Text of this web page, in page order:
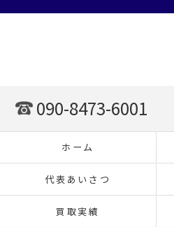
090-8473-6001
ホーム
代表あいさつ
買取実績